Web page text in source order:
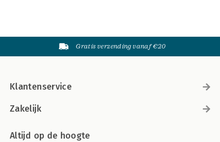
Gratis verzending vanaf €20
Klantenservice
Zakelijk
Altijd op de hoogte